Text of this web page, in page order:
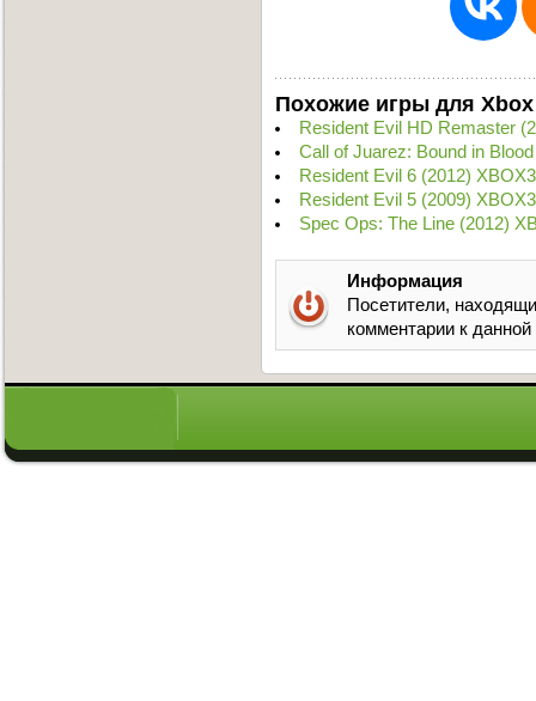
Похожие игры для Xbox
Resident Evil HD Remaster
Call of Juarez: Bound in
Resident Evil 6 (2012)
Resident Evil 5 (2009)
Spec Ops: The Line (2012)
Информация
Посетители,
комментарии к